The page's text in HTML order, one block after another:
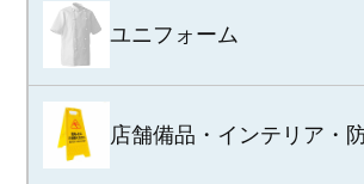
ユニフォーム
店舗備品・インテリア・